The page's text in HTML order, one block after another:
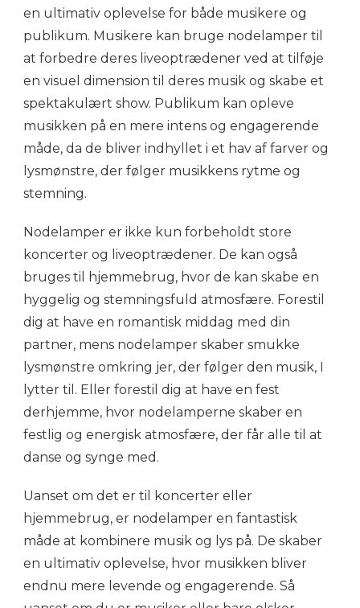
en ultimativ oplevelse for både musikere og
publikum. Musikere kan bruge nodelamper til
at forbedre deres liveoptrædener ved at tilføje
en visuel dimension til deres musik og skabe et
spektakulært show. Publikum kan opleve
musikken på en mere intens og engagerende
måde, da de bliver indhyllet i et hav af farver og
lysmønstre, der følger musikkens rytme og
stemning.
Nodelamper er ikke kun forbeholdt store
koncerter og liveoptrædener. De kan også
bruges til hjemmebrug, hvor de kan skabe en
hyggelig og stemningsfuld atmosfære. Forestil
dig at have en romantisk middag med din
partner, mens nodelamper skaber smukke
lysmønstre omkring jer, der følger den musik, I
lytter til. Eller forestil dig at have en fest
derhjemme, hvor nodelamperne skaber en
festlig og energisk atmosfære, der får alle til at
danse og synge med.
Uanset om det er til koncerter eller
hjemmebrug, er nodelamper en fantastisk
måde at kombinere musik og lys på. De skaber
en ultimativ oplevelse, hvor musikken bliver
endnu mere levende og engagerende. Så